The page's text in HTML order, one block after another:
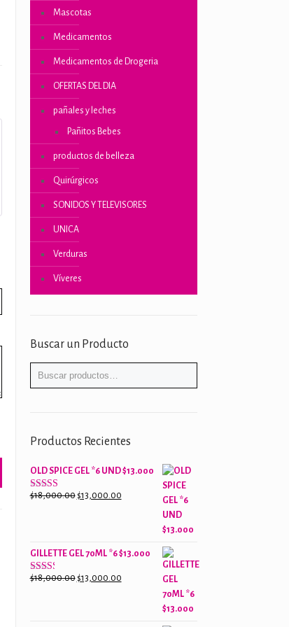
Mascotas
Medicamentos
Medicamentos de Drogeria
OFERTAS DEL DIA
pañales y leches
Pañitos Bebes
productos de belleza
Quirúrgicos
SONIDOS Y TELEVISORES
UNICA
Verduras
Víveres
Buscar un Producto
Productos Recientes
OLD SPICE GEL *6 UND $13.000
Valorado
$18,000.00 El
$18,000.00.
$13,000.00El
$13,000.00.
GILLETTE GEL 70ML *6 $13.000
Valorado
$18,000.00 El
$13,000.00El